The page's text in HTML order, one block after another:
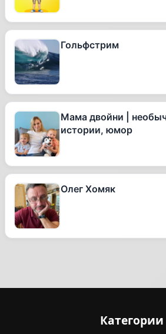
Гольфстрим
Мама двойни |
истории, юмор
Олег Хомяк
Категории